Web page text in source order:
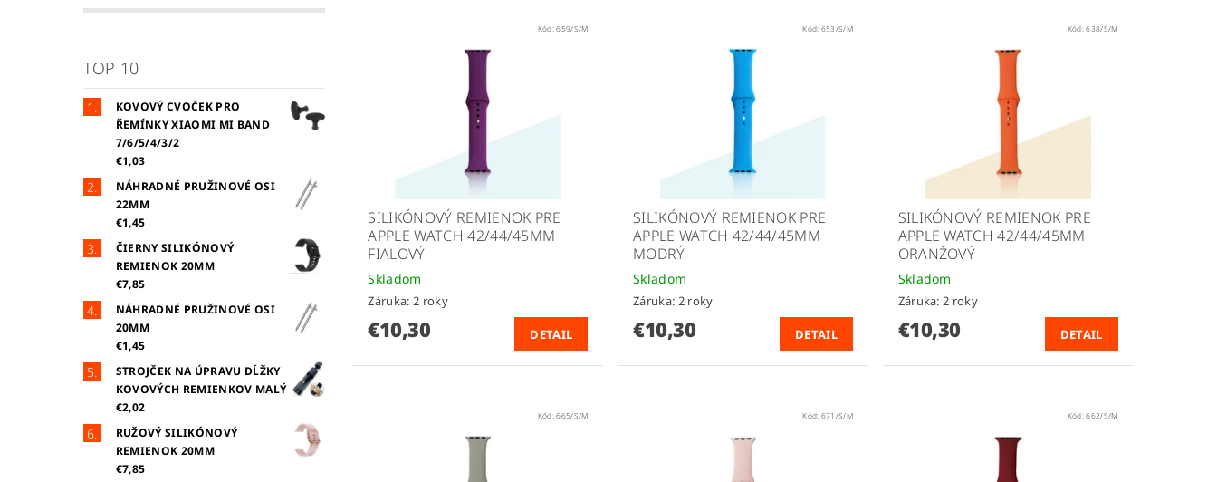
TOP 10
KOVOVÝ CVOČEK PRO
ŘEMÍNKY XIAOMI MI BAND
7/6/5/4/3/2
€1,03
NÁHRADNÉ PRUŽINOVÉ OSI
22MM
€1,45
ČIERNY SILIKÓNOVÝ
REMIENOK 20MM
€7,85
NÁHRADNÉ PRUŽINOVÉ OSI
20MM
€1,45
STROJČEK NA ÚPRAVU DĹŽKY
KOVOVÝCH REMIENKOV MALÝ
€2,02
RUŽOVÝ SILIKÓNOVÝ
REMIENOK 20MM
€7,85
Kód:659/S/M
SILIKÓNOVÝ REMIENOK PRE
APPLE WATCH 42/44/45MM
FIALOVÝ
Skladom
Záruka: 2 roky
€10,30 DETAIL
Kód: 653/S/M
SILIKÓNOVÝ REMIENOK PRE
APPLE WATCH 42/44/45MM
MODRÝ
Skladom
Záruka: 2 roky
€10,30 DETAIL
Kód:638/S/M
SILIKÓNOVÝ REMIENOK PRE
APPLE WATCH 42/44/45MM
ORANŽOVÝ
Skladom
Záruka: 2 roky
€10,30 DETAIL
Kód:665/S/M Kód: 671/S/M Kód:662/S/M